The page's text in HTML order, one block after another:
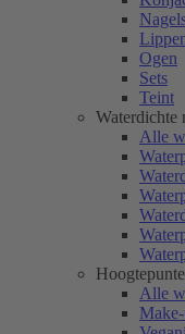
Ogen
Sets
Teint
Waterdichte
Alle
Alle